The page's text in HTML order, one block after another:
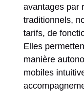
avantages par
traditionnels,
tarifs, de
Elles
manière
mobiles